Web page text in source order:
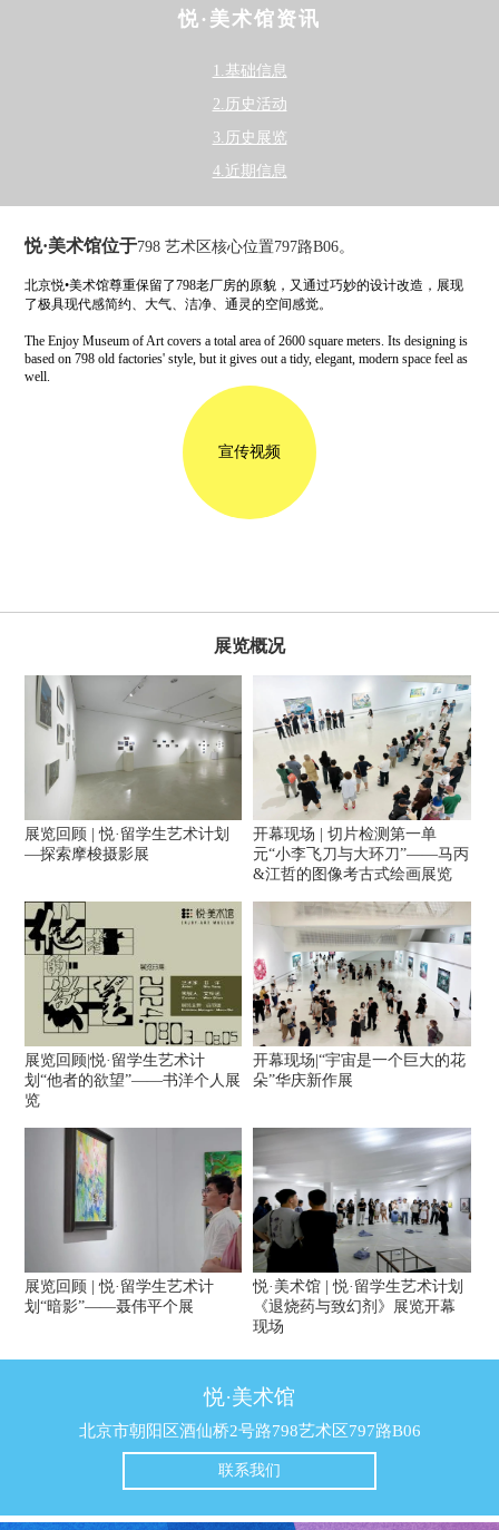
悦·美术馆资讯
1.基础信息
2.历史活动
3.历史展览
4.近期信息
悦·美术馆位于798 艺术区核心位置797路B06。
北京悦•美术馆尊重保留了798老厂房的原貌，又通过巧妙的设计改造，展现
了极具现代感简约、大气、洁净、通灵的空间感觉。
The Enjoy Museum of Art covers a total area of 2600 square meters. Its designing is
based on 798 old factories' style, but it gives out a tidy, elegant, modern space feel as
well.
宣传视频
展览概况
展览回顾 | 悦·留学生艺术计划
—探索摩梭摄影展
开幕现场 | 切片检测第一单
元“小李飞刀与大环刀”——马丙
&江哲的图像考古式绘画展览
展览回顾|悦·留学生艺术计
划“他者的欲望”——书洋个人展
览
开幕现场|“宇宙是一个巨大的花
朵”华庆新作展
展览回顾 | 悦·留学生艺术计
划“暗影”——聂伟平个展
悦·美术馆 | 悦·留学生艺术计划
《退烧药与致幻剂》展览开幕
现场
悦·美术馆
北京市朝阳区酒仙桥2号路798艺术区797路B06
联系我们